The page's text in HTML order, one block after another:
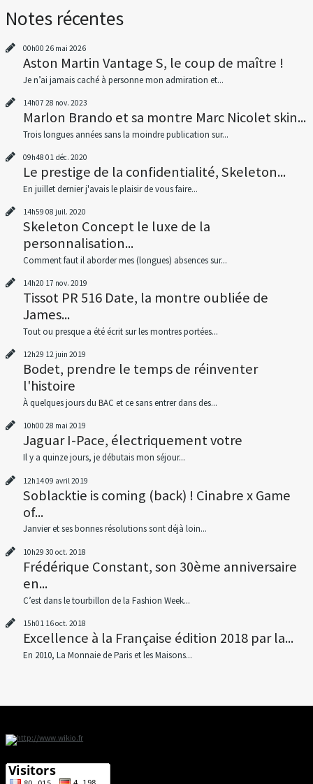
Notes récentes
00h00 26 mai 2026
Aston Martin Vantage S, le coup de maître !
Je n’ai jamais caché à personne mon admiration et...
14h07 28 nov. 2023
Marlon Brando et sa montre Marc Nicolet skin...
Trois longues années sans la moindre publication sur...
09h48 01 déc. 2020
Le prestige de la confidentialité, Skeleton...
En juillet dernier j'avais le plaisir de vous faire...
14h59 08 juil. 2020
Skeleton Concept le luxe de la
personnalisation...
Comment faut il aborder mes (longues) absences sur...
14h20 17 nov. 2019
Tissot PR 516 Date, la montre oubliée de
James...
Tout ou presque a été écrit sur les montres portées...
12h29 12 juin 2019
Bodet, prendre le temps de réinventer
l'histoire
À quelques jours du BAC et ce sans entrer dans des...
10h00 28 mai 2019
Jaguar I-Pace, électriquement votre
Il y a quinze jours, je débutais mon séjour...
12h1409 avril 2019
Soblacktie is coming (back) ! Cinabre x Game
of...
Janvier et ses bonnes résolutions sont déjà loin...
10h29 30 oct. 2018
Frédérique Constant, son 30ème anniversaire
en...
C’est dans le tourbillon de la Fashion Week...
15h01 16oct. 2018
Excellence à la Française édition 2018 par la...
En 2010, La Monnaie de Paris et les Maisons...